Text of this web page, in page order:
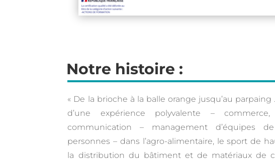
Notre histoire :
« De la brioche à la balle orange jusqu’au parpaing
d’une expérience polyvalente – commerce,
communication – management d’équipes
personnes – dans l’agro-alimentaire, le sport de
la distribution du bâtiment et de matériaux de